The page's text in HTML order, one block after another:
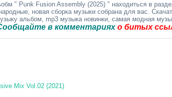
" Punk Fusion Assembly (2025) " находиться в
новая сборка музыки собрана для вас.
альбом, mp3 музыка новинки, самая модная
в комментарияхо битых ссылках,
Mix Vol.02 (2021)